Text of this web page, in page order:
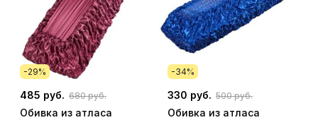
-29%
485 руб. 680 руб.
Обивка из атласа
-34%
330 руб. 500 руб.
Обивка из атласа